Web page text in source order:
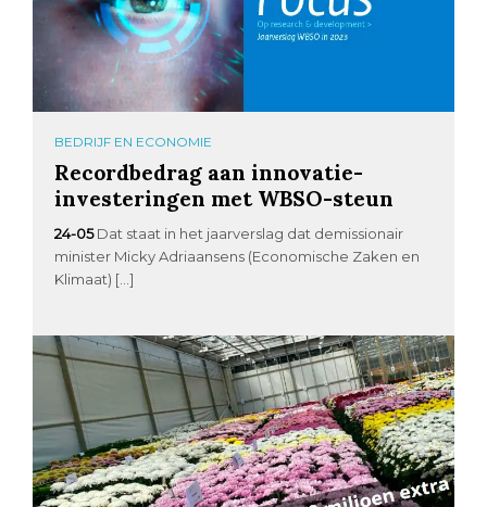
BEDRIJF EN ECONOMIE
Recordbedrag aan innovatie-
investeringen met WBSO-steun
24-05 Dat staat in het jaarverslag dat demissionair
minister Micky Adriaansens (Economische Zaken en
Klimaat) […]